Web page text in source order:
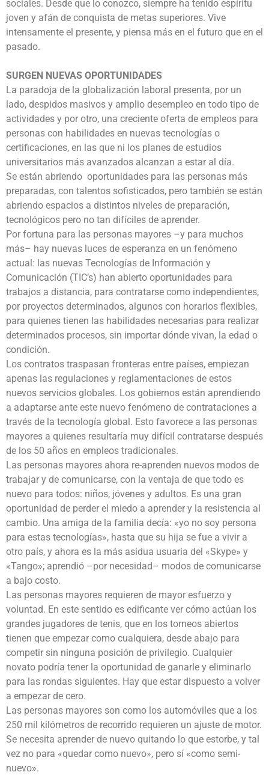
sociales. Desde que lo conozco, siempre ha tenido espíritu
joven y afán de conquista de metas superiores. Vive
intensamente el presente, y piensa más en el futuro que en el
pasado.
SURGEN NUEVAS OPORTUNIDADES
La paradoja de la globalización laboral presenta, por un
lado, despidos masivos y amplio desempleo en todo tipo de
actividades y por otro, una creciente oferta de empleos para
personas con habilidades en nuevas tecnologías o
certificaciones, en las que ni los planes de estudios
universitarios más avanzados alcanzan a estar al día.
Se están abriendo oportunidades para las personas más
preparadas, con talentos sofisticados, pero también se están
abriendo espacios a distintos niveles de preparación,
tecnológicos pero no tan difíciles de aprender.
Por fortuna para las personas mayores –y para muchos
más– hay nuevas luces de esperanza en un fenómeno
actual: las nuevas Tecnologías de Información y
Comunicación (TIC’s) han abierto oportunidades para
trabajos a distancia, para contratarse como independientes,
por proyectos determinados, algunos con horarios flexibles,
para quienes tienen las habilidades necesarias para realizar
determinados procesos, sin importar dónde vivan, la edad o
condición.
Los contratos traspasan fronteras entre países, empiezan
apenas las regulaciones y reglamentaciones de estos
nuevos servicios globales. Los gobiernos están aprendiendo
a adaptarse ante este nuevo fenómeno de contrataciones a
través de la tecnología global. Esto favorece a las personas
mayores a quienes resultaría muy difícil contratarse después
de los 50 años en empleos tradicionales.
Las personas mayores ahora re-aprenden nuevos modos de
trabajar y de comunicarse, con la ventaja de que todo es
nuevo para todos: niños, jóvenes y adultos. Es una gran
oportunidad de perder el miedo a aprender y la resistencia al
cambio. Una amiga de la familia decía: «yo no soy persona
para estas tecnologías», hasta que su hija se fue a vivir a
otro país, y ahora es la más asidua usuaria del «Skype» y
«Tango»; aprendió –por necesidad– modos de comunicarse
a bajo costo.
Las personas mayores requieren de mayor esfuerzo y
voluntad. En este sentido es edificante ver cómo actúan los
grandes jugadores de tenis, que en los torneos abiertos
tienen que empezar como cualquiera, desde abajo para
competir sin ninguna posición de privilegio. Cualquier
novato podría tener la oportunidad de ganarle y eliminarlo
para las rondas siguientes. Hay que estar dispuesto a volver
a empezar de cero.
Las personas mayores son como los automóviles que a los
250 mil kilómetros de recorrido requieren un ajuste de motor.
Se necesita aprender de nuevo quitando lo que estorbe, y tal
vez no para «quedar como nuevo», pero sí «como semi-
nuevo».